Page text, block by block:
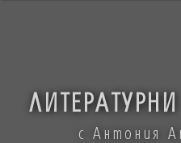
с Антония